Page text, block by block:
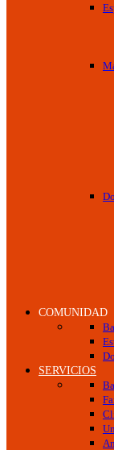
COMUNIDAD
SERVICIOS